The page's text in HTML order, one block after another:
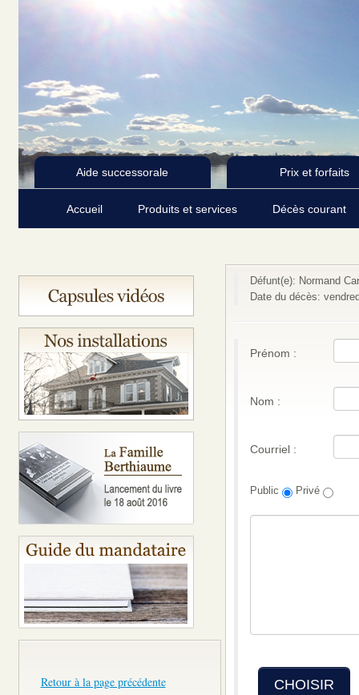
Aide successorale Prix et forfaits
Accueil Produits et services Décès courant
Retour à la page précédente
Défunt(e): Normand
Date du décès:
Prénom :
Nom :
Courriel :
Public Privé
CHOISIR